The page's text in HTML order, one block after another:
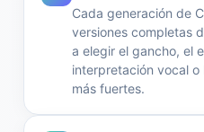
Cada generación de
versiones completas
a elegir el gancho, el
interpretación vocal
más fuertes.